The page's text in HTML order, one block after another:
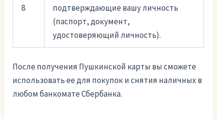
8
подтверждающие вашу личность
(паспорт, документ,
удостоверяющий личность).
После получения Пушкинской карты вы сможете
использовать ее для покупок и снятия наличных в
любом банкомате Сбербанка.